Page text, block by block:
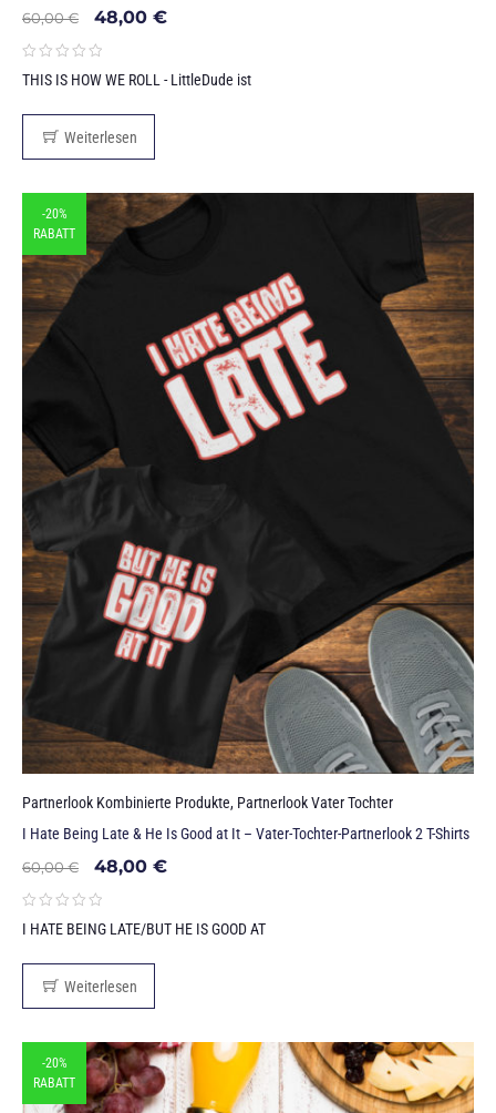
60,00€ 48,00 €
THIS IS HOW WE ROLL - LittleDude ist
Weiterlesen
-20%
RABATT
Partnerlook Kombinierte Produkte, Partnerlook Vater Tochter
I Hate Being Late & He Is Good at It – Vater-Tochter-Partnerlook 2 T-Shirts
60,00€ 48,00 €
I HATE BEING LATE/BUT HE IS GOOD AT
Weiterlesen
-20%
RABATT